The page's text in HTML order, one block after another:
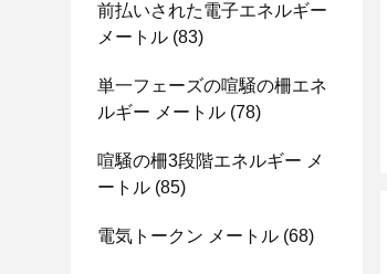
前払いされた電子エネルギー
メートル (83)
単一フェーズの喧騒の柵エネ
ルギー メートル (78)
喧騒の柵3段階エネルギー メ
ートル (85)
電気トークン メートル (68)